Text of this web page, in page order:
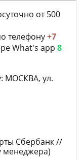
от 500
телефону+7
What's app 8
МОСКВА, ул.
Сбербанк //
менеджера)